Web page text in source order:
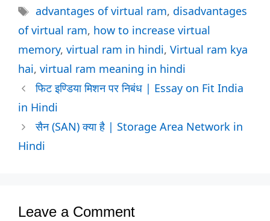
Tags
advantages of virtual ram, disadvantages
of virtual ram, how to increase virtual
memory, virtual ram in hindi, Virtual ram kya
hai, virtual ram meaning in hindi
फिट इण्डिया मिशन पर निबंध | Essay on Fit India
in Hindi
सैन (SAN) क्या है | Storage Area Network in
Hindi
Leave a Comment